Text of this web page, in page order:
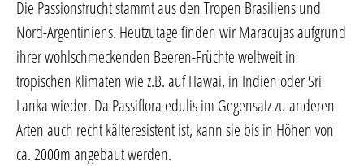
Die Passionsfrucht stammt aus den Tropen Brasiliens und
Nord-Argentiniens. Heutzutage finden wir Maracujas aufgrund
ihrer wohlschmeckenden Beeren-Früchte weltweit in
tropischen Klimaten wie z.B. auf Hawai, in Indien oder Sri
Lanka wieder. Da Passiflora edulis im Gegensatz zu anderen
Arten auch recht kälteresistent ist, kann sie bis in Höhen von
ca. 2000m angebaut werden.